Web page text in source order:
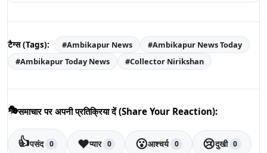
टैग्स (Tags): #Ambikapur News #Ambikapur News Today
#Ambikapur Today News #Collector Nirikshan
🎭समाचार पर अपनी प्रतिक्रिया दें (Share Your Reaction):
👍पसंद 0 ❤️प्यार 0 😮आश्चर्य 0 😢दुखी 0